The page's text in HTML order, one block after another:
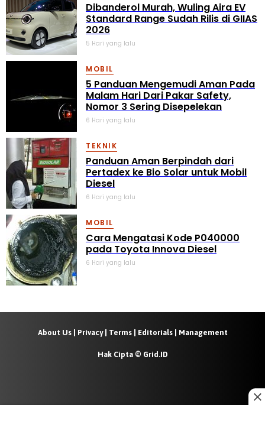
Dibanderol Murah, Wuling Aira EV
Standard Range Sudah Rilis di GIIAS
2026
5 Hari yang lalu
MOBIL
5 Panduan Mengemudi Aman Pada
Malam Hari Dari Pakar Safety,
Nomor 3 Sering Disepelekan
6 Hari yang lalu
TEKNIK
Panduan Aman Berpindah dari
Pertadex ke Bio Solar untuk Mobil
Diesel
6 Hari yang lalu
MOBIL
Cara Mengatasi Kode P040000
pada Toyota Innova Diesel
6 Hari yang lalu
About Us| Privacy| Terms| Editorials| Management
Hak Cipta © Grid.ID